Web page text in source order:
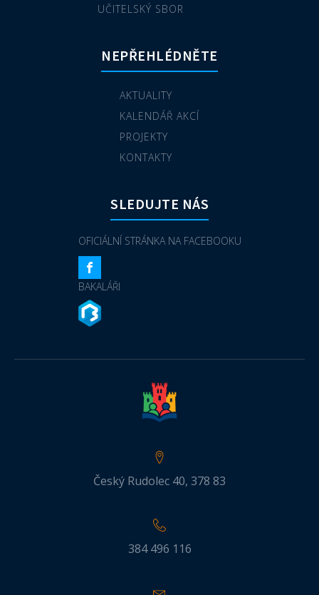
UČITELSKÝ SBOR
NEPŘEHLÉDNĚTE
AKTUALITY
KALENDÁŘ AKCÍ
PROJEKTY
KONTAKTY
SLEDUJTE NÁS
OFICIÁLNÍ STRÁNKA NA FACEBOOKU
BAKALÁŘI
Český Rudolec 40, 378 83
384 496 116